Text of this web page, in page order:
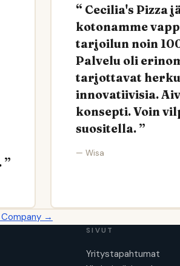
Cecilia's Pizza
kotonamme
tarjoilun noin
Palvelu oli
tarjottavat
innovatiivisia.
konsepti. Voin
suositella.
— Wisa
→
SIVUT
Yritystapahtumat